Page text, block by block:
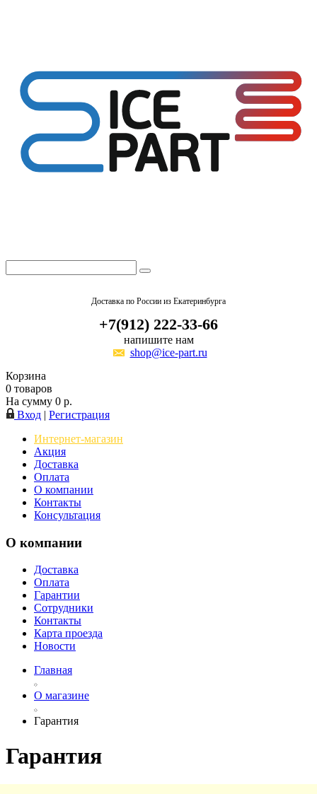
Доставка по России из Екатеринбурга
+7(912) 222-33-66
напишите нам
shop@ice-part.ru
Корзина
0 товаров
На сумму 0 р.
Вход | Регистрация
Интернет-магазин
Акция
Доставка
Оплата
О компании
Контакты
Консультация
О компании
Доставка
Оплата
Гарантии
Сотрудники
Контакты
Карта проезда
Новости
Главная
О магазине
Гарантия
Гарантия